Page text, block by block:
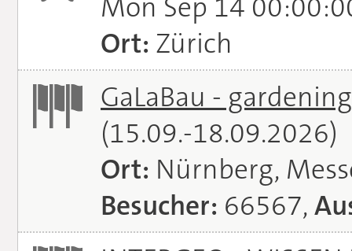
Ort: Zürich
GaLaBau -
(15.09.-18.09.2026)
Ort: Nürnberg,
Besucher: 66567,